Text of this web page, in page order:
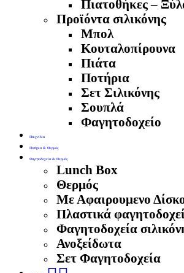
Πιατοθήκες –
Προϊόντα σιλικόνης
Μπολ
Κουταλοπίρουνα
Πιάτα
Ποτήρια
Σετ Σιλικόνης
Σουπλά
Φαγητοδοχείο
Παιχνίδια
Ποτήρια & Θερμός
Φαγητοδοχεία & Θερμός
Lunch Box
Θερμός
Με Αφαιρουμενο
Πλαστικά
Φαγητοδοχεία
Ανοξείδωτα
Σετ Φαγητοδοχεία